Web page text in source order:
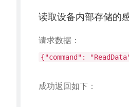
读取设备内部存储的
请求数据：
{"command":
成功返回如下：